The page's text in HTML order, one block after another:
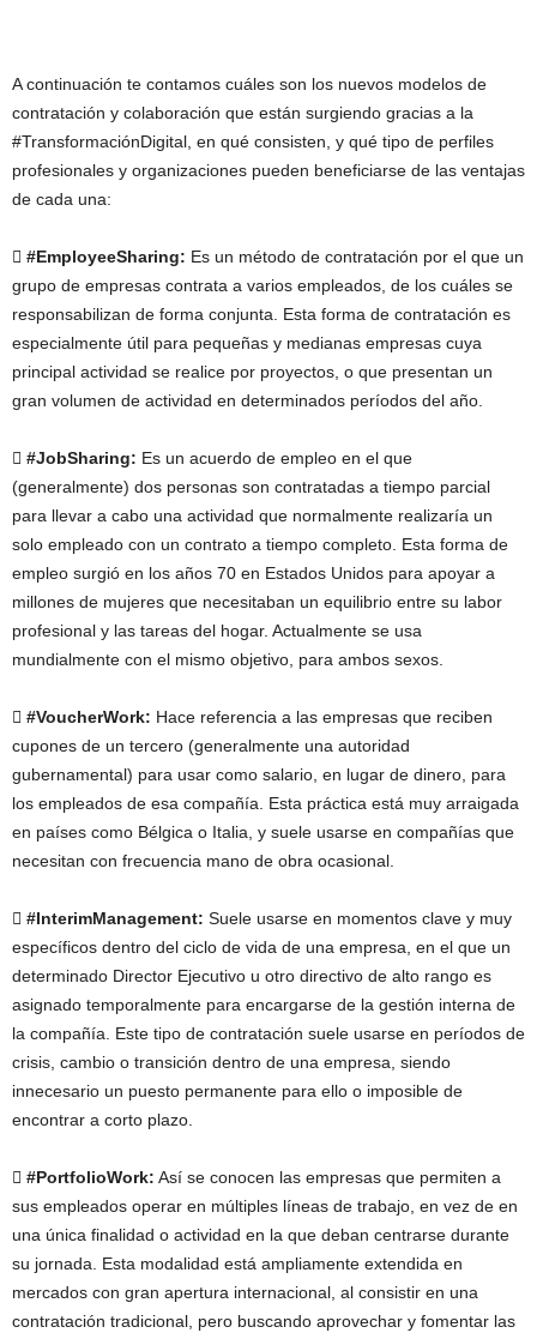
A continuación te contamos cuáles son los nuevos modelos de
contratación y colaboración que están surgiendo gracias a la
#TransformaciónDigital, en qué consisten, y qué tipo de perfiles
profesionales y organizaciones pueden beneficiarse de las ventajas
de cada una:
 #EmployeeSharing: Es un método de contratación por el que un
grupo de empresas contrata a varios empleados, de los cuáles se
responsabilizan de forma conjunta. Esta forma de contratación es
especialmente útil para pequeñas y medianas empresas cuya
principal actividad se realice por proyectos, o que presentan un
gran volumen de actividad en determinados períodos del año.
 #JobSharing: Es un acuerdo de empleo en el que
(generalmente) dos personas son contratadas a tiempo parcial
para llevar a cabo una actividad que normalmente realizaría un
solo empleado con un contrato a tiempo completo. Esta forma de
empleo surgió en los años 70 en Estados Unidos para apoyar a
millones de mujeres que necesitaban un equilibrio entre su labor
profesional y las tareas del hogar. Actualmente se usa
mundialmente con el mismo objetivo, para ambos sexos.
 #VoucherWork: Hace referencia a las empresas que reciben
cupones de un tercero (generalmente una autoridad
gubernamental) para usar como salario, en lugar de dinero, para
los empleados de esa compañía. Esta práctica está muy arraigada
en países como Bélgica o Italia, y suele usarse en compañías que
necesitan con frecuencia mano de obra ocasional.
 #InterimManagement: Suele usarse en momentos clave y muy
específicos dentro del ciclo de vida de una empresa, en el que un
determinado Director Ejecutivo u otro directivo de alto rango es
asignado temporalmente para encargarse de la gestión interna de
la compañía. Este tipo de contratación suele usarse en períodos de
crisis, cambio o transición dentro de una empresa, siendo
innecesario un puesto permanente para ello o imposible de
encontrar a corto plazo.
 #PortfolioWork: Así se conocen las empresas que permiten a
sus empleados operar en múltiples líneas de trabajo, en vez de en
una única finalidad o actividad en la que deban centrarse durante
su jornada. Esta modalidad está ampliamente extendida en
mercados con gran apertura internacional, al consistir en una
contratación tradicional, pero buscando aprovechar y fomentar las